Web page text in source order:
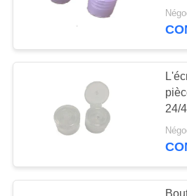
20/
38/
24/